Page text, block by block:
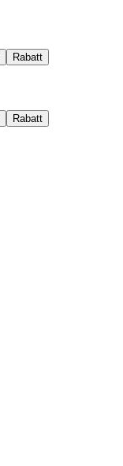
Rabatt
Rabatt